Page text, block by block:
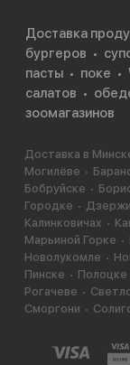
Доставка
бургеров
пасты
поке
салатов
зоомагазинов
Доставка в
Могилёве
Бобруйске
Городке
Калинковичах
Марьиной Горке
Новолукомле
Пинске
Полоцке
Рогачеве
Сморгони